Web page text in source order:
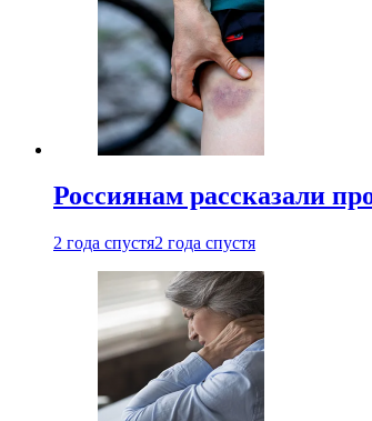
Россиянам рассказали
2 года спустя2 года спустя